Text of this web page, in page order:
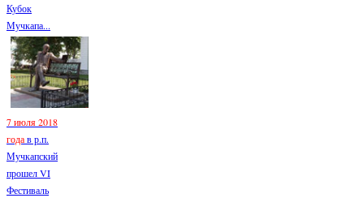
Кубок
Мучкапа...
7 июля 2018
годав р.п.
Мучкапский
прошел VI
Фестиваль